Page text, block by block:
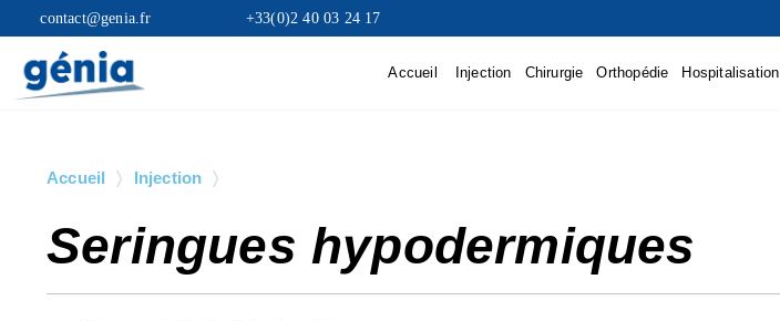
+33(0)2 40 03 24 17
contact@genia.fr
Accueil Injection Chirurgie Orthopédie Hospitalisation
Accueil Injection
Seringues hypodermiques